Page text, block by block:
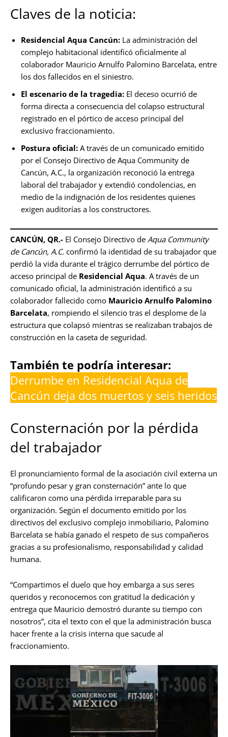
Claves de la noticia:
Residencial Aqua Cancún: La administración del
complejo habitacional identificó oficialmente al
colaborador Mauricio Arnulfo Palomino Barcelata, entre
los dos fallecidos en el siniestro.
El escenario de la tragedia: El deceso ocurrió de
forma directa a consecuencia del colapso estructural
registrado en el pórtico de acceso principal del
exclusivo fraccionamiento.
Postura oficial: A través de un comunicado emitido
por el Consejo Directivo de Aqua Community de
Cancún, A.C., la organización reconoció la entrega
laboral del trabajador y extendió condolencias, en
medio de la indignación de los residentes quienes
exigen auditorías a los constructores.
CANCÚN, QR.- El Consejo Directivo de Aqua Community
de Cancún, A.C. confirmó la identidad de su trabajador que
perdió la vida durante el trágico derrumbe del pórtico de
acceso principal de Residencial Aqua. A través de un
comunicado oficial, la administración identificó a su
colaborador fallecido como Mauricio Arnulfo Palomino
Barcelata, rompiendo el silencio tras el desplome de la
estructura que colapsó mientras se realizaban trabajos de
construcción en la caseta de seguridad.
También te podría interesar:
Derrumbe en Residencial Aqua de
Cancún deja dos muertos y seis heridos
Consternación por la pérdida
del trabajador
El pronunciamiento formal de la asociación civil externa un
“profundo pesar y gran consternación” ante lo que
calificaron como una pérdida irreparable para su
organización. Según el documento emitido por los
directivos del exclusivo complejo inmobiliario, Palomino
Barcelata se había ganado el respeto de sus compañeros
gracias a su profesionalismo, responsabilidad y calidad
humana.
“Compartimos el duelo que hoy embarga a sus seres
queridos y reconocemos con gratitud la dedicación y
entrega que Mauricio demostró durante su tiempo con
nosotros”, cita el texto con el que la administración busca
hacer frente a la crisis interna que sacude al
fraccionamiento.